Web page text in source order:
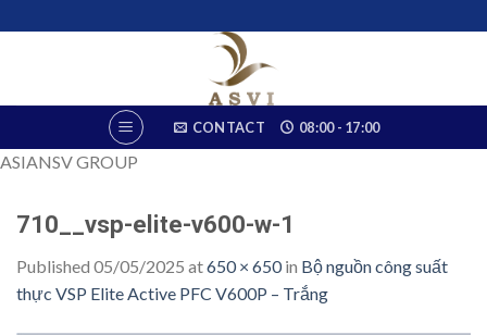
CONTACT 08:00 - 17:00
ASIANSV GROUP
710__vsp-elite-v600-w-1
Published 05/05/2025 at650 × 650in Bộ nguồn công suất
thực VSP Elite Active PFC V600P – Trắng